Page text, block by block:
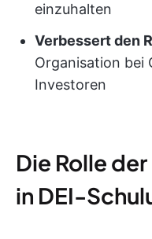
einzuhalten
Verbessert den
Organisation bei
Investoren
Die Rolle
in DEI-